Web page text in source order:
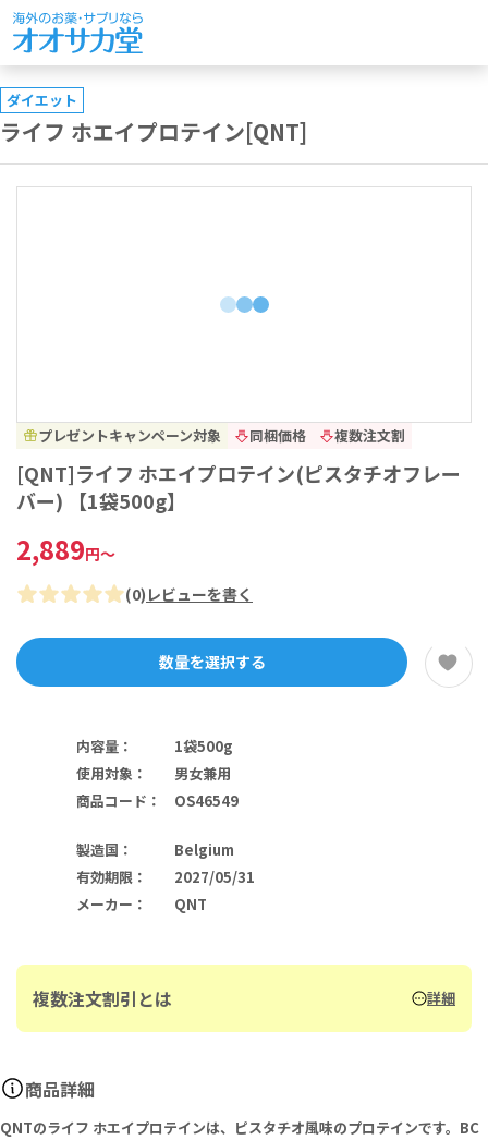
ダイエット
ライフ ホエイプロテイン[QNT]
プレゼントキャンペーン対象 同梱価格 複数注文割
[QNT]ライフ ホエイプロテイン(ピスタチオフレー
バー) 【1袋500g】
2,889円～
(0) レビューを書く
数量を選択する
内容量 ：
1袋500g
使用対象 ：
男女兼用
商品コード ： OS46549
製造国 ：
Belgium
有効期限 ：
2027/05/31
メーカー ： QNT
複数注文割引とは 詳細
商品詳細
QNTのライフ ホエイプロテインは、ピスタチオ風味のプロテインです。BC